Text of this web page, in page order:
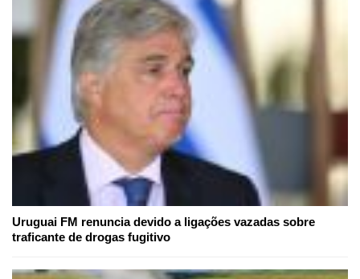
Uruguai FM renuncia devido a ligações vazadas sobre
traficante de drogas fugitivo